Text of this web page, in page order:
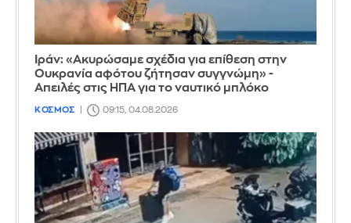
Ιράν: «Ακυρώσαμε σχέδια για επίθεση στην
Ουκρανία αφότου ζήτησαν συγγνώμη» -
Απειλές στις ΗΠΑ για το ναυτικό μπλόκο
ΚΟΣΜΟΣ 09:15, 04.08.2026